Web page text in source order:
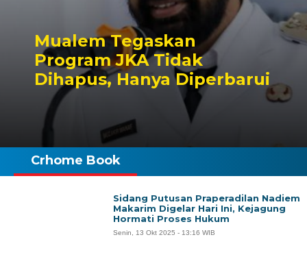
Mualem Tegaskan
Program JKA Tidak
Dihapus, Hanya Diperbarui
Crhome Book
Sidang Putusan Praperadilan Nadiem
Makarim Digelar Hari Ini, Kejagung
Hormati Proses Hukum
Senin, 13 Okt 2025 - 13:16 WIB